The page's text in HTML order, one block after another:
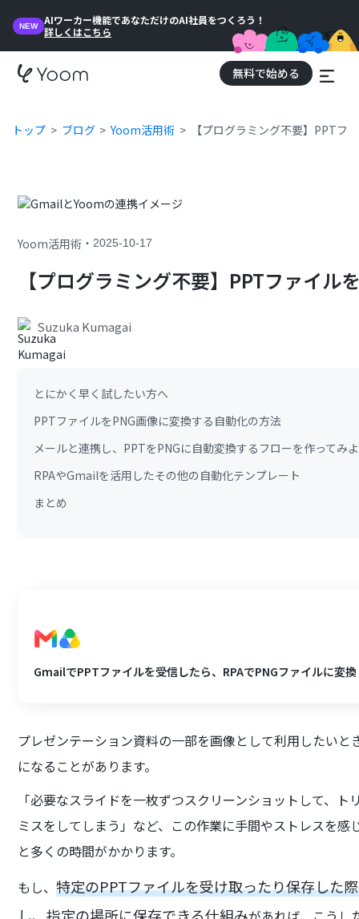
NEW
AIワーカー機能であなただけのAI社員をつくろう！
詳しくはこちら
無料で始める
トップ ブログ Yoom活用術 【プログラミング不要】PPTフ
Yoom活用術 ・2025-10-17
【プログラミング不要】PPTファイ
Suzuka Kumagai
とにかく早く試したい方へ
PPTファイルをPNG画像に変換する自動化の方法
メールと連携し、PPTをPNGに自動変換するフローを作ってみ
RPAやGmailを活用したその他の自動化テンプレート
まとめ
GmailでPPTファイルを受信したら、RPAでPNGファイルに変
プレゼンテーション資料の一部を画像として利用したい
になることがあります。
「必要なスライドを一枚ずつスクリーンショットして、
ミスをしてしまう」など、この作業に手間やストレスを
と多くの時間がかかります。
もし、特定のPPTファイルを受け取ったり保存した